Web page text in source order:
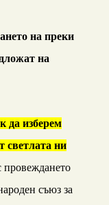
на преки
на
да изберем
светлата ни
провеждането
съюз за